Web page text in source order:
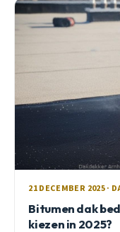
21 DECEMBER 2025 ·
Bitumen dak
kiezen in 2025?